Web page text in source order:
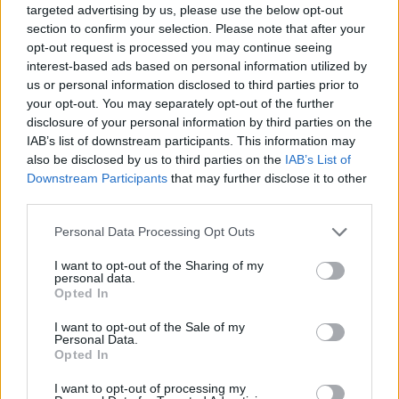
targeted advertising by us, please use the below opt-out
section to confirm your selection. Please note that after your
opt-out request is processed you may continue seeing
interest-based ads based on personal information utilized by
us or personal information disclosed to third parties prior to
your opt-out. You may separately opt-out of the further
disclosure of your personal information by third parties on the
IAB’s list of downstream participants. This information may
also be disclosed by us to third parties on the IAB’s List of
Downstream Participants that may further disclose it to other
Personal Data Processing Opt Outs
I want to opt-out of the Sharing of my
personal data.
Opted In
I want to opt-out of the Sale of my
Personal Data.
Opted In
I want to opt-out of processing my
Daugiau nuotraukų (2)
Aliuminio folija.
123rf nuotr.
Vienintelis atvejis, kai abi pusės svarbios